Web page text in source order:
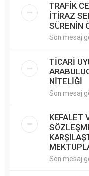
TRAFİK
İTİRAZ
SÜRENİN
Son mesaj
TİCARİ
NİTELİĞİ
Son mesaj
KEFALET
Son mesaj